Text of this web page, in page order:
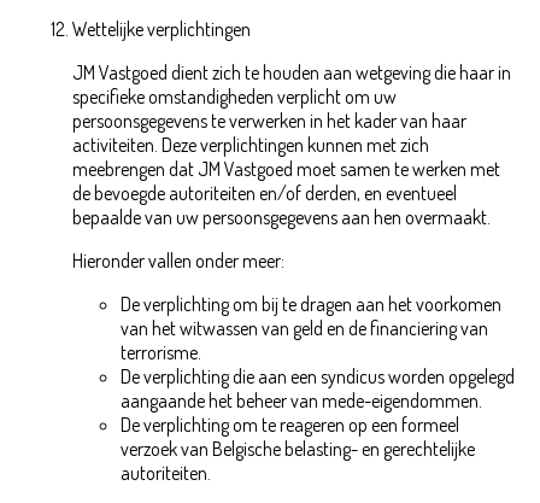
Wettelijke verplichtingen
JM Vastgoed dient zich te houden aan wetgeving die haar in
specifieke omstandigheden verplicht om uw
persoonsgegevens te verwerken in het kader van haar
activiteiten. Deze verplichtingen kunnen met zich
meebrengen dat JM Vastgoed moet samen te werken met
de bevoegde autoriteiten en/of derden, en eventueel
bepaalde van uw persoonsgegevens aan hen overmaakt.
Hieronder vallen onder meer:
De verplichting om bij te dragen aan het voorkomen
van het witwassen van geld en de financiering van
terrorisme.
De verplichting die aan een syndicus worden opgelegd
aangaande het beheer van mede-eigendommen.
De verplichting om te reageren op een formeel
verzoek van Belgische belasting- en gerechtelijke
autoriteiten.